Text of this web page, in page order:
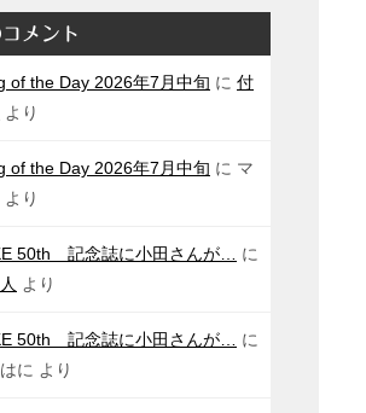
メント
of the Day 2026年7月中旬 に 付
より
of the Day 2026年7月中旬 に マ
より
50th 記念誌に小田さんが…
に
より
50th 記念誌に小田さんが…
に
に より